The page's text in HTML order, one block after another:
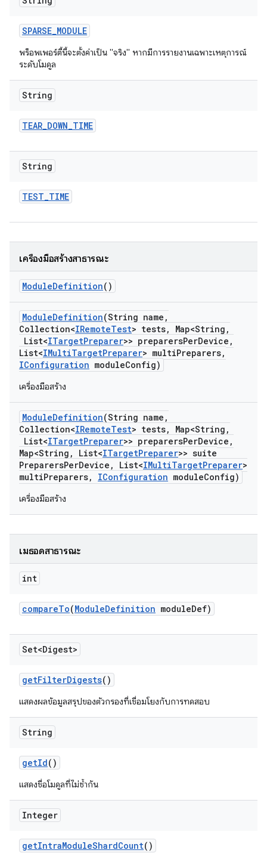
SPARSE_MODULE
พร็อพเพอร์ตี้นี้จะตั้งค่าเป็น "จริง" หากมีการรายงานเฉพาะเหตุการณ์
ระดับโมดูล
String
TEAR_DOWN_TIME
String
TEST_TIME
เครื่องมือสร้างสาธารณะ
ModuleDefinition()
ModuleDefinition(String name ,
Collection<IRemoteTest> tests, Map<String ,
List<ITargetPreparer>> preparersPerDevice ,
List<IMultiTargetPreparer> multiPreparers,
IConfiguration moduleConfig)
เครื่องมือสร้าง
ModuleDefinition(String name ,
Collection<IRemoteTest> tests, Map<String ,
List<ITargetPreparer>> preparersPerDevice ,
Map<String , List<ITargetPreparer>> suite
PreparersPerDevice , List<IMultiTargetPreparer>
multiPreparers, IConfiguration moduleConfig)
เครื่องมือสร้าง
เมธอดสาธารณะ
int
compareTo(ModuleDefinition moduleDef)
Set<Digest>
getFilterDigests()
แสดงผลข้อมูลสรุปของตัวกรองที่เชื่อมโยงกับการทดสอบ
String
getId()
แสดงชื่อโมดูลที่ไม่ซ้ำกัน
Integer
getIntraModuleShardCount()